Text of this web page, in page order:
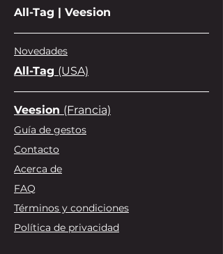
Caja master: 21,000 piezas
(42 cajas)
All-Tag | Veesion
Novedades
All-Tag (USA)
Veesion (Francia)
Guía de gestos
Contacto
Acerca de
FAQ
Términos y condiciones
Política de privacidad